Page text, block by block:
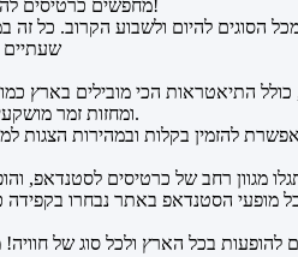
מחפשים כרטיסים להופעות, הצגות או מופעי סטנד אפ קורעים מצחוק להערב או למחר? וואלה, הגעתם למקום הנכון!
הסוגים להיום ולשבוע הקרוב. כל זה
שעתיים
התיאטראות הכי מובילים בארץ
ומחזות זמר מושקעים במיוחד. בנוסף בחוליו תמצאו הופעות באולמות אינטימיים וגם אירועים גדולים באוויר הפתוח.
להופעות בכל הארץ ולכל סוג של